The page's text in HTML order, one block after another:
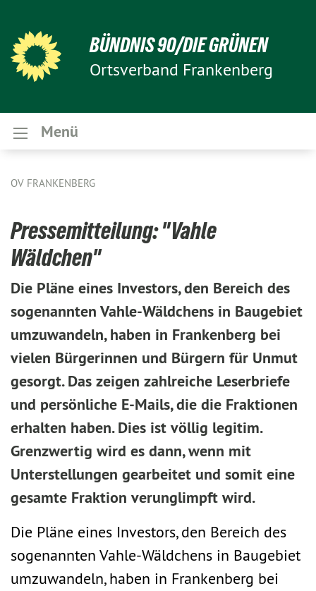
BÜNDNIS 90/DIE GRÜNEN
Ortsverband Frankenberg
Menü
OV FRANKENBERG
Pressemitteilung: "Vahle
Wäldchen"
Die Pläne eines Investors, den Bereich des
sogenannten Vahle-Wäldchens in Baugebiet
umzuwandeln, haben in Frankenberg bei
vielen Bürgerinnen und Bürgern für Unmut
gesorgt. Das zeigen zahlreiche Leserbriefe
und persönliche E-Mails, die die Fraktionen
erhalten haben. Dies ist völlig legitim.
Grenzwertig wird es dann, wenn mit
Unterstellungen gearbeitet und somit eine
gesamte Fraktion verunglimpft wird.
Die Pläne eines Investors, den Bereich des
sogenannten Vahle-Wäldchens in Baugebiet
umzuwandeln, haben in Frankenberg bei